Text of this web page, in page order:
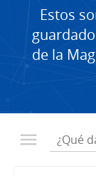
Estos
de la